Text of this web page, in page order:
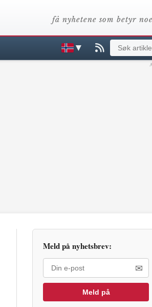
få nyhetene som betyr
▼
Meld på nyhetsbrev:
✉
Meld på